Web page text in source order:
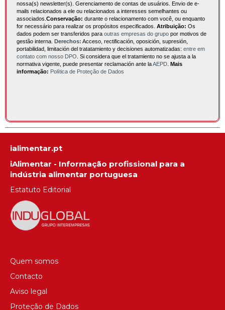
nossa(s) newsletter(s). Gerenciamento de contas de usuários. Envio de e-
mails relacionados a ele ou relacionados a interesses semelhantes ou
associados.Conservação: durante o relacionamento com você, ou enquanto
for necessário para realizar os propósitos especificados. Atribuição: Os
dados podem ser transferidos para outras empresas do grupo por motivos de
gestão interna. Derechos: Acceso, rectificación, oposición, supresión,
portabilidad, limitación del tratatamiento y decisiones automatizadas: entre em
contato com nosso DPO. Si considera que el tratamiento no se ajusta a la
normativa vigente, puede presentar reclamación ante laAEPD. Mais
informação: Política de Proteção de Dados
ialimentar.pt
iAlimentar - Informação profissional para a
indústria alimentar portuguesa
Estatuto Editorial
Quem somos
Contacto
Aviso legal
Proteção de Dados